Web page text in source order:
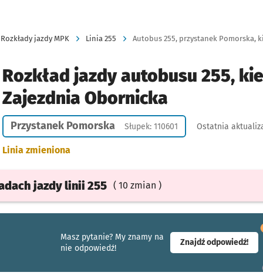
Rozkłady jazdy MPK Linia 255 Autobus 255, przystanek Pomorska,
Rozkład jazdy autobusu 255,
Zajezdnia Obornicka
Przystanek Pomorska Słupek: 110601 Ostatnia
Linia zmieniona
jazdylinii 255 ( 10 zmian )
Masz pytanie? My znamy na
nie odpowiedź!
Znajdź odpowiedź!-